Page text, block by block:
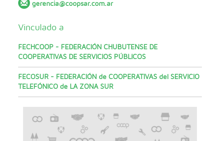
gerencia@coopsar.com.ar
Vinculado a
FECHCOOP - FEDERACIÓN CHUBUTENSE DE
COOPERATIVAS DE SERVICIOS PÚBLICOS
FECOSUR - FEDERACIÓN de COOPERATIVAS del SERVICIO
TELEFÓNICO de LA ZONA SUR